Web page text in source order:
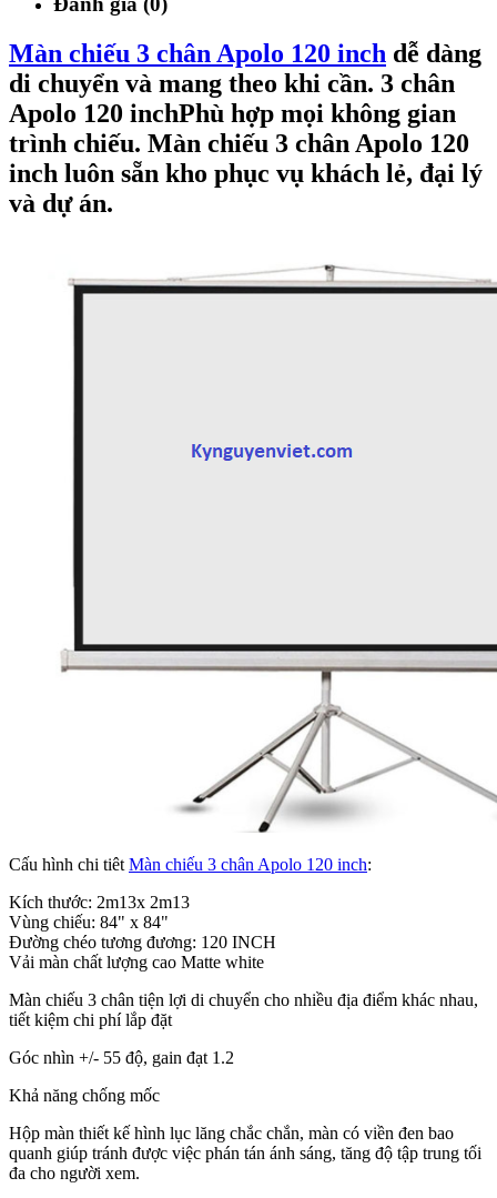
Màn chiếu 3 chân Apolo 120 inch dễ dàng
di chuyển và mang theo khi cần. 3 chân
Apolo 120 inchPhù hợp mọi không gian
trình chiếu. Màn chiếu 3 chân Apolo 120
inch luôn sẵn kho phục vụ khách lẻ, đại lý
và dự án.
Cấu hình chi tiêt Màn chiếu 3 chân Apolo 120 inch:
Kích thước: 2m13x 2m13
Vùng chiếu: 84" x 84"
Đường chéo tương đương: 120 INCH
Vải màn chất lượng cao Matte white
Màn chiếu 3 chân tiện lợi di chuyển cho nhiều địa điểm khác nhau,
tiết kiệm chi phí lắp đặt
Góc nhìn +/- 55 độ, gain đạt 1.2
Khả năng chống mốc
Hộp màn thiết kế hình lục lăng chắc chắn, màn có viền đen bao
quanh giúp tránh được việc phán tán ánh sáng, tăng độ tập trung tối
đa cho người xem.